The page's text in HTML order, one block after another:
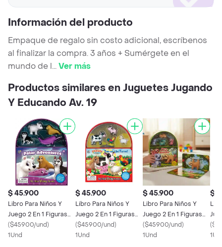
Información del producto
Empaque de regalo sin costo adicional, escríbenos
al finalizar la compra. 3 años + Sumérgete en el
mundo de l...Ver más
Productos similares en Juguetes Jugando
Y Educando Av. 19
$ 45.900
Libro Para Niños Y
Juego 2 En 1 Figuras
De Animales Polares
($45900/und)
1Und
$ 45.900
Libro Para Niños Y
Juego 2 En 1 Figuras
La Granja Animales
($45900/und)
1Und
$ 45.900
Libro Para Niños Y
Juego 2 En 1 Figuras
Perezosos Animales
($45900/und)
1Und
$
(